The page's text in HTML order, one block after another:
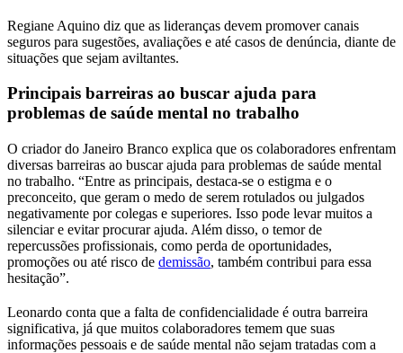
Regiane Aquino diz que as lideranças devem promover canais
seguros para sugestões, avaliações e até casos de denúncia, diante de
situações que sejam aviltantes.
Principais barreiras ao buscar ajuda para
problemas de saúde mental no trabalho
O criador do Janeiro Branco explica que os colaboradores enfrentam
diversas barreiras ao buscar ajuda para problemas de saúde mental
no trabalho. “Entre as principais, destaca-se o estigma e o
preconceito, que geram o medo de serem rotulados ou julgados
negativamente por colegas e superiores. Isso pode levar muitos a
silenciar e evitar procurar ajuda. Além disso, o temor de
repercussões profissionais, como perda de oportunidades,
promoções ou até risco de demissão, também contribui para essa
hesitação”.
Leonardo conta que a falta de confidencialidade é outra barreira
significativa, já que muitos colaboradores temem que suas
informações pessoais e de saúde mental não sejam tratadas com a